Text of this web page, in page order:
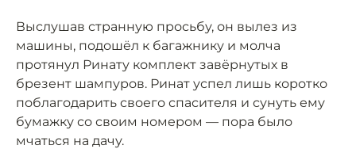
Выслушав странную просьбу, он вылез из
машины, подошёл к багажнику и молча
протянул Ринату комплект завёрнутых в
брезент шампуров. Ринат успел лишь коротко
поблагодарить своего спасителя и сунуть ему
бумажку со своим номером — пора было
мчаться на дачу.